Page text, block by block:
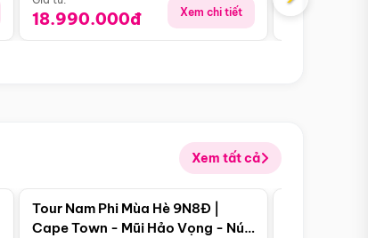
18.990.000đ Xem chi tiết
Xem tất cả
Điểm nổi bật
Tour Nam Phi Mùa Hè 9N8Đ |
Cape Town - Mũi Hảo Vọng - Núi